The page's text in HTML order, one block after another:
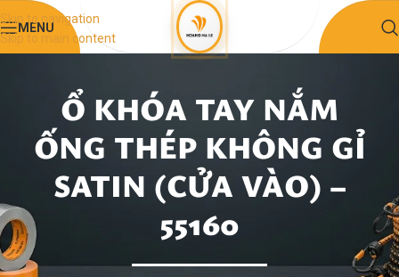
Skip to navigation
Skip to main content
MENU
Ổ KHÓA TAY NẮM
ỐNG THÉP KHÔNG GỈ
SATIN (CỬA VÀO) –
55160